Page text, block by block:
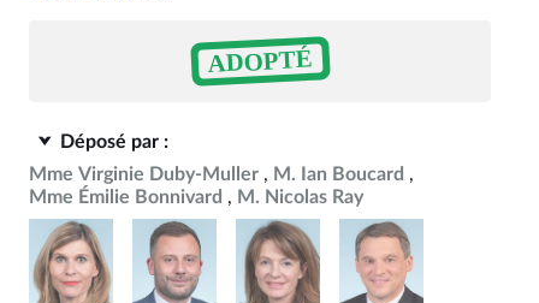
ADOPTÉ
Déposé par :
Mme Virginie Duby-Muller
M. Ian Boucard
Mme Émilie Bonnivard
M. Nicolas Ray